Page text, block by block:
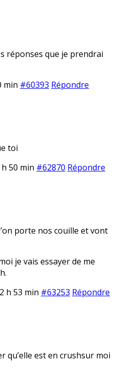
réponses que je prendrai
min #60393 Répondre
toi
50 min #62870 Répondre
porte nos couille et vont
je vais essayer de me
h 53 min #63253 Répondre
qu’elle est en crushsur moi